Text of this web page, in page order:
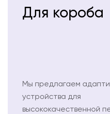
Для короба
Мы предлагаем
устройства для
высококачественной